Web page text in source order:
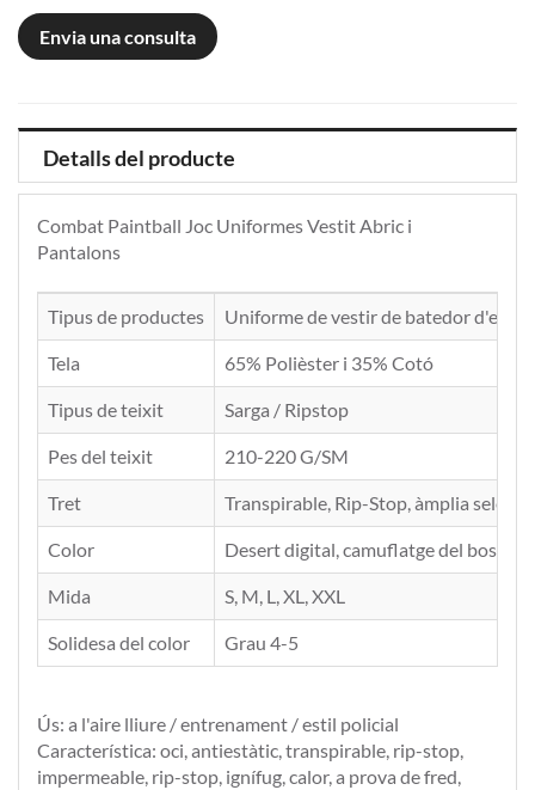
Envia una consulta
Detalls del producte
Combat Paintball Joc Uniformes Vestit Abric i
Pantalons
Tipus de productes Uniforme de vestir de batedor d'estil
Tela 65% Polièster i 35% Cotó
Tipus de teixit Sarga / Ripstop
Pes del teixit 210-220 G/SM
Tret Transpirable, Rip-Stop, àmplia
Color Desert digital, camuflatge del bosc,
Mida S, M, L, XL, XXL
Solidesa del color Grau 4-5
Ús: a l'aire lliure / entrenament / estil policial
Característica: oci, antiestàtic, transpirable, rip-stop,
impermeable, rip-stop, ignífug, calor, a prova de fred,